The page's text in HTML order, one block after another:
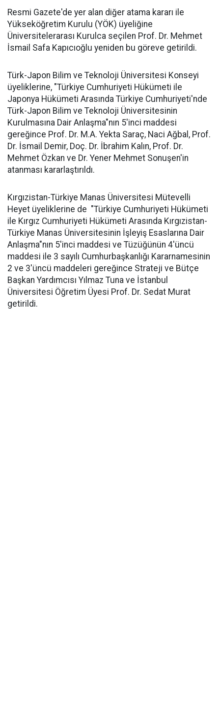
Resmi Gazete'de yer alan diğer atama kararı ile
Yükseköğretim Kurulu (YÖK) üyeliğine
Üniversitelerarası Kurulca seçilen Prof. Dr. Mehmet
İsmail Safa Kapıcıoğlu yeniden bu göreve getirildi.
Türk-Japon Bilim ve Teknoloji Üniversitesi Konseyi
üyeliklerine, "Türkiye Cumhuriyeti Hükümeti ile
Japonya Hükümeti Arasında Türkiye Cumhuriyeti'nde
Türk-Japon Bilim ve Teknoloji Üniversitesinin
Kurulmasına Dair Anlaşma"nın 5'inci maddesi
gereğince Prof. Dr. M.A. Yekta Saraç, Naci Ağbal, Prof.
Dr. İsmail Demir, Doç. Dr. İbrahim Kalın, Prof. Dr.
Mehmet Özkan ve Dr. Yener Mehmet Sonuşen'in
atanması kararlaştırıldı.
Kırgızistan-Türkiye Manas Üniversitesi Mütevelli
Heyet üyeliklerine de "Türkiye Cumhuriyeti Hükümeti
ile Kırgız Cumhuriyeti Hükümeti Arasında Kırgızistan-
Türkiye Manas Üniversitesinin İşleyiş Esaslarına Dair
Anlaşma"nın 5'inci maddesi ve Tüzüğünün 4'üncü
maddesi ile 3 sayılı Cumhurbaşkanlığı Kararnamesinin
2 ve 3'üncü maddeleri gereğince Strateji ve Bütçe
Başkan Yardımcısı Yılmaz Tuna ve İstanbul
Üniversitesi Öğretim Üyesi Prof. Dr. Sedat Murat
getirildi.